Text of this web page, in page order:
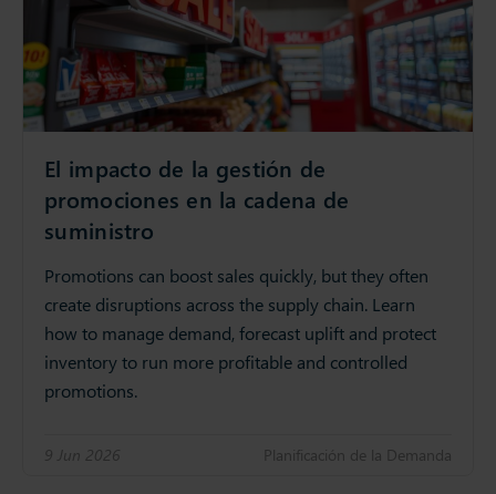
El impacto de la gestión de
promociones en la cadena de
suministro
Promotions can boost sales quickly, but they often
create disruptions across the supply chain. Learn
how to manage demand, forecast uplift and protect
inventory to run more profitable and controlled
promotions.
9 Jun 2026 Planificación de la Demanda